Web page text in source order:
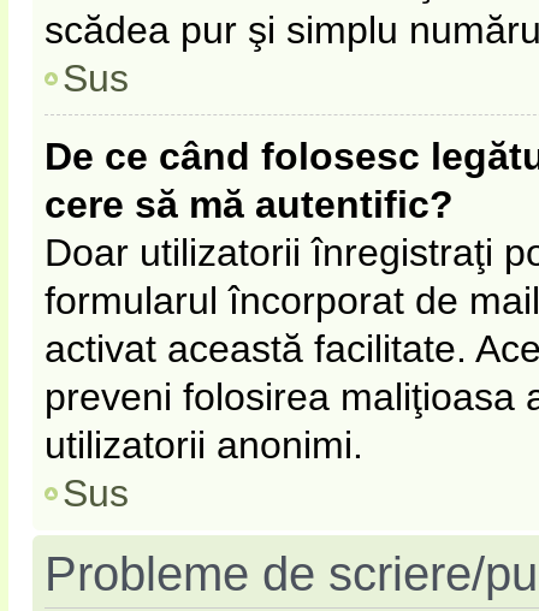
scădea pur şi simplu
Sus
De ce când folosesc
cere să mă autentific?
Doar utilizatorii înregistraţi
formularul încorporat de
activat această facilitate.
preveni folosirea maliţioasa
utilizatorii anonimi.
Sus
Probleme de scriere/